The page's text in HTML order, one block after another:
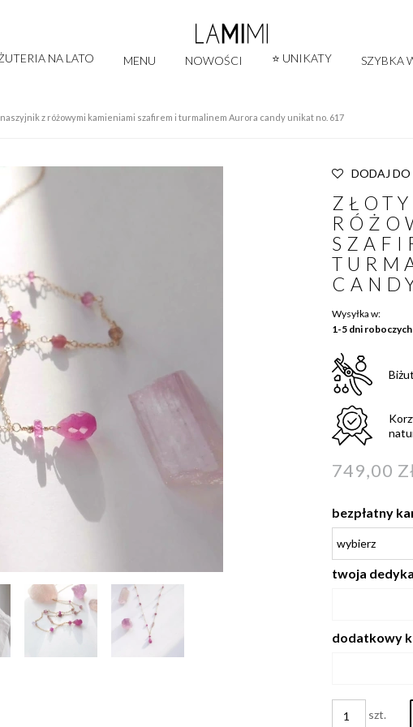
NA LATO MENU NOWOŚCI ⭐ UNIKATY SZYBKA
naszyjnik z różowymi kamieniami szafirem i turmalinem Aurora candy unikat no. 617
DODAJ
Wysyłka w:
1-5 dni roboczych
749,00
bezpłatny
twoja
dodatkowy
szt.